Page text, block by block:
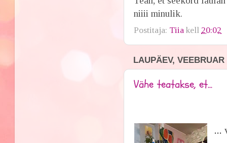
niiii minulik.
Postitaja: Tiia kell 20:02
LAUPÄEV, VEEBRUAR
Vähe teatakse, et...
...